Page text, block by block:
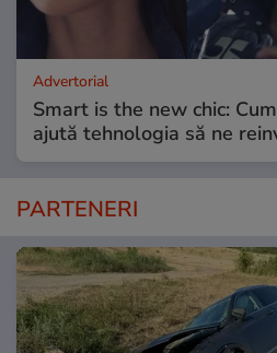
Advertorial
Smart is the new chic:
ajută tehnologia să ne
PARTENERI